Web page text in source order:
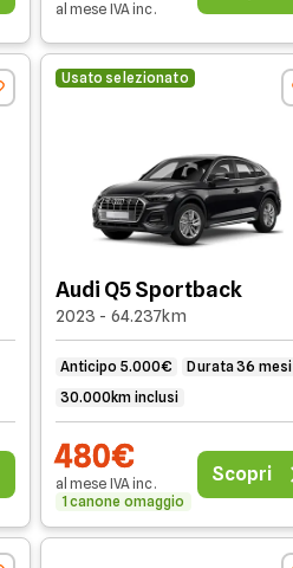
al mese IVAinc.
Usato selezionato
Audi Q5 Sportback
2023 - 64.237km
Anticipo 5.000€
Durata 36 mesi
30.000km inclusi
480€
al mese IVAinc.
1 canone omaggio
Scopri